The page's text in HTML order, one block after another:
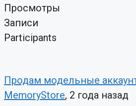
Просмотры
Записи
Participants
Продам модельные
MemoryStore, 2 года назад